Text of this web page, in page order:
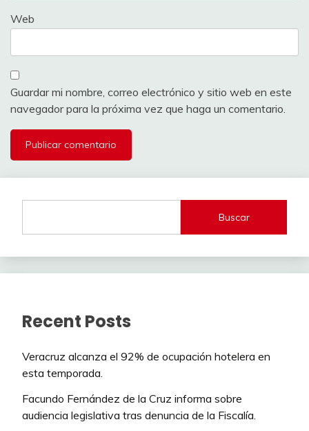
Web
Guardar mi nombre, correo electrónico y sitio web en este
navegador para la próxima vez que haga un comentario.
Buscar
Recent Posts
Veracruz alcanza el 92% de ocupación hotelera en
esta temporada.
Facundo Fernández de la Cruz informa sobre
audiencia legislativa tras denuncia de la Fiscalía.